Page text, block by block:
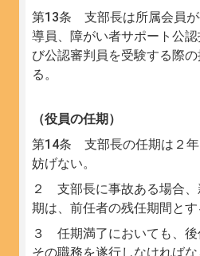
第13条 支部長は所属会員
導員、障がい者サポート公
び公認審判員を受験する際
る。
（役員の任期）
第14条 支部長の任期は２
妨げない。
２ 支部長に事故ある場合
期は、前任者の残任期間とす
３ 任期満了においても、後
その職務を遂行しなければな